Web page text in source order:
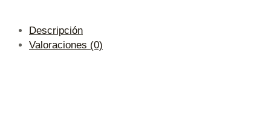
Descripción
Valoraciones (0)